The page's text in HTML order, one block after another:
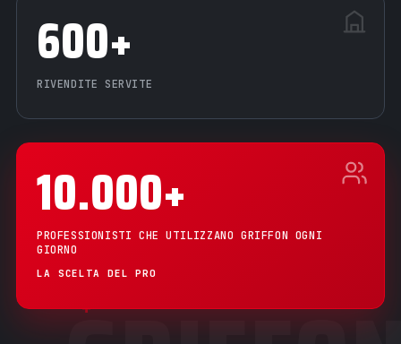
+
600+
RIVENDITE SERVITE
10.000+
PROFESSIONISTI CHE UTILIZZANO GRIFFON OGNI
GIORNO
LA SCELTA DEL PRO